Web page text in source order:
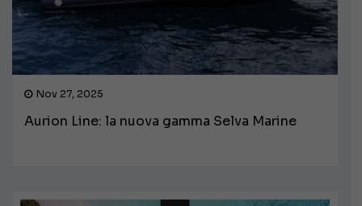
Nov 27, 2025
Aurion Line: la nuova gamma Selva Marine